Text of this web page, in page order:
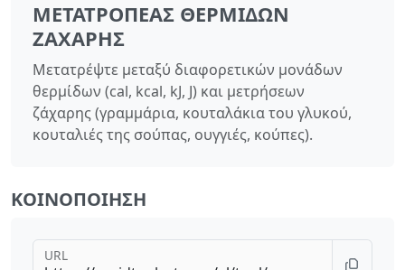
ΜΕΤΑΤΡΟΠΈΑΣ ΘΕΡΜΊΔΩΝ
ΖΆΧΑΡΗΣ
Μετατρέψτε μεταξύ διαφορετικών μονάδων
θερμίδων (cal, kcal, kJ, J) και μετρήσεων
ζάχαρης (γραμμάρια, κουταλάκια του γλυκού,
κουταλιές της σούπας, ουγγιές, κούπες).
ΚΟΙΝΟΠΟΊΗΣΗ
URL